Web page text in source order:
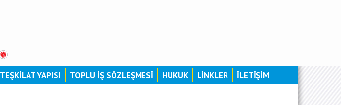
TEŞKİLAT YAPISI TOPLU İŞ SÖZLEŞMESİ HUKUK LİNKLER İLETİŞİM